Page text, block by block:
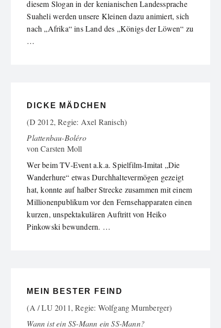
diesem Slogan in der kenianischen Landessprache
Suaheli werden unsere Kleinen dazu animiert, sich
nach „Afrika“ ins Land des „Königs der Löwen“ zu
…
DICKE MÄDCHEN
(D 2012, Regie: Axel Ranisch)
Plattenbau-Boléro
vonCarsten Moll
Wer beim TV-Event a.k.a. Spielfilm-Imitat „Die
Wanderhure“ etwas Durchhaltevermögen gezeigt
hat, konnte auf halber Strecke zusammen mit einem
Millionenpublikum vor den Fernsehapparaten einen
kurzen, unspektakulären Auftritt von Heiko
Pinkowski bewundern. …
MEIN BESTER FEIND
(A / LU 2011, Regie: Wolfgang Murnberger)
Wann ist ein SS-Mann ein SS-Mann?